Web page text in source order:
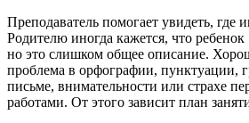
Преподаватель помогает увидеть, где
Родителю иногда кажется, что ребенок
но это слишком общее описание.
проблема в орфографии, пунктуации,
письме, внимательности или страхе
работами. От этого зависит план